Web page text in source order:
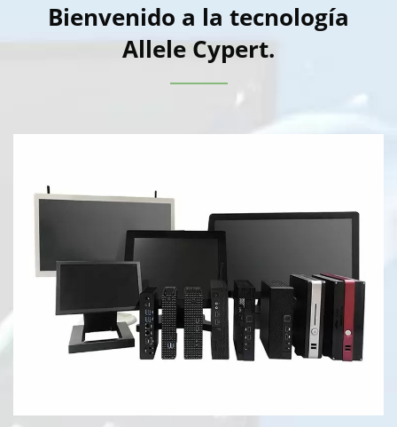
Bienvenido a la tecnología
Allele Cypert.